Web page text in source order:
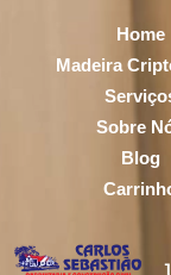
Home
Madeira
Sobre
Blog